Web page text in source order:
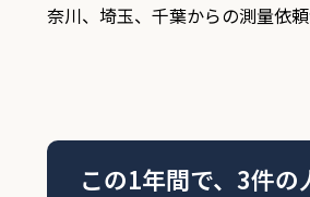
奈川、埼玉、千葉からの測量依頼
この1年間で、3件